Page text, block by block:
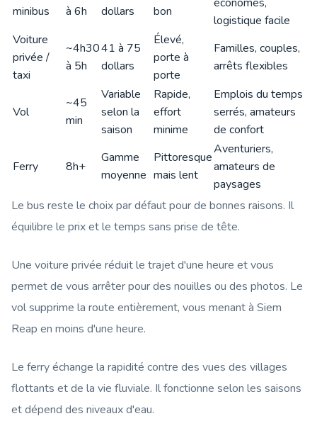
minibus
à 6h
dollars
bon
logistique facile
Voiture
privée /
taxi
~4h30
à 5h
41 à 75
dollars
Élevé,
porte à
porte
Familles, couples,
arrêts flexibles
Vol
~45
min
Variable
selon la
saison
Rapide,
effort
minime
Emplois du temps
serrés, amateurs
de confort
Ferry 8h+
Gamme
moyenne
Pittoresque
mais lent
Aventuriers,
amateurs de
paysages
Le bus reste le choix par défaut pour de bonnes raisons. Il
équilibre le prix et le temps sans prise de tête.
Une voiture privée réduit le trajet d'une heure et vous
permet de vous arrêter pour des nouilles ou des photos. Le
vol supprime la route entièrement, vous menant à Siem
Reap en moins d'une heure.
Le ferry échange la rapidité contre des vues des villages
flottants et de la vie fluviale. Il fonctionne selon les saisons
et dépend des niveaux d'eau.